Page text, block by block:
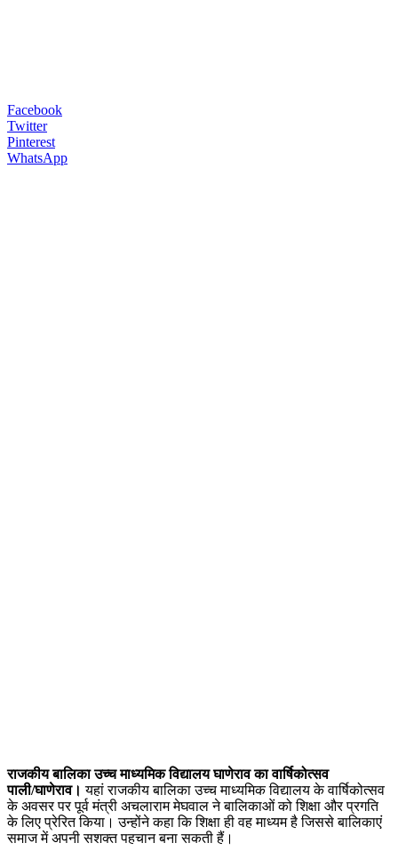
Facebook
Twitter
Pinterest
WhatsApp
राजकीय बालिका उच्च माध्यमिक विद्यालय घाणेराव का वार्षिकोत्सव
पाली/घाणेराव। यहां राजकीय बालिका उच्च माध्यमिक विद्यालय के वार्षिकोत्सव
के अवसर पर पूर्व मंत्री अचलाराम मेघवाल ने बालिकाओं को शिक्षा और प्रगति
के लिए प्रेरित किया। उन्होंने कहा कि शिक्षा ही वह माध्यम है जिससे बालिकाएं
समाज में अपनी सशक्त पहचान बना सकती हैं।